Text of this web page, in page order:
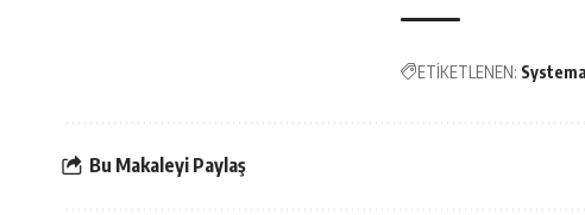
ETİKETLENEN:
Bu Makaleyi Paylaş